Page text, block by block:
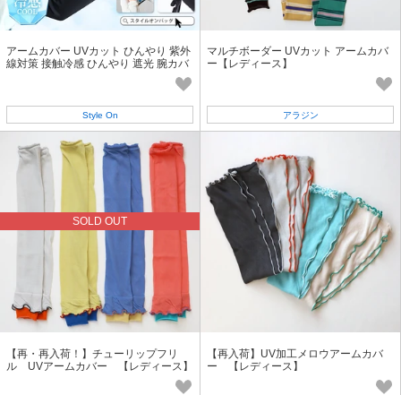
アームカバー UVカット ひんやり 紫外
線対策 接触冷感 ひんやり 遮光 腕カバ
Style On
マルチボーダー UVカット アームカバ
ー【レディース】
アラジン
SOLD OUT
【再・再入荷！】チューリップフリ
ル UVアームカバー 【レディース】
【再入荷】UV加工メロウアームカバ
ー 【レディース】